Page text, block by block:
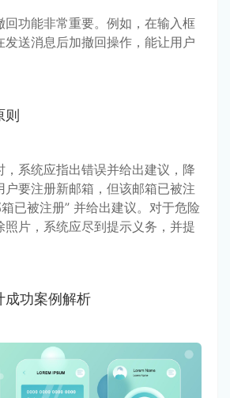
回功能非常重要。例如，在输入框
发送消息后加撤回操作，能让用户
则
，系统应指出错误并给出建议，降
户要注册新邮箱，但该邮箱已被注
已被注册” 并给出建议。对于危险
照片，系统应尽到提示义务，并提
成功案例解析